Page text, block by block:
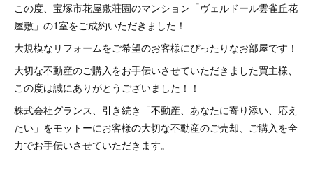
この度、宝塚市花屋敷荘園のマンション「ヴェルドール雲雀丘花
屋敷」の1室をご成約いただきました！
大規模なリフォームをご希望のお客様にぴったりなお部屋です！
大切な不動産のご購入をお手伝いさせていただきました買主様、
この度は誠にありがとうございました！！
株式会社グランス、引き続き「不動産、あなたに寄り添い、応え
たい」をモットーにお客様の大切な不動産のご売却、ご購入を全
力でお手伝いさせていただきます。